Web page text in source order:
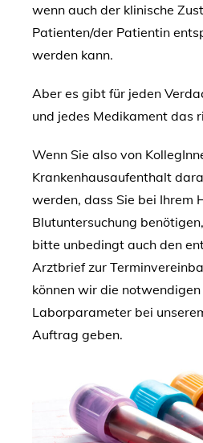
wenn auch der klinische
Patienten/der Patientin
werden kann.
Aber es gibt für jeden
und jedes Medikament das
Wenn Sie also von
Krankenhausaufenthalt
werden, dass Sie bei Ihrem
Blutuntersuchung
bitte unbedingt auch den
Arztbrief zur
können wir die
Laborparameter bei
Auftrag geben.